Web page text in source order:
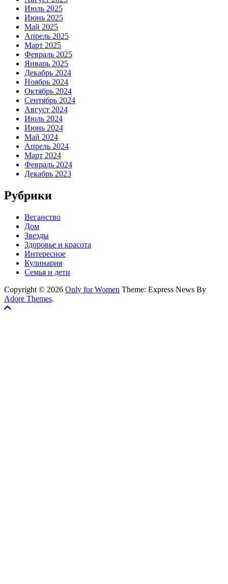
Июль 2025
Июнь 2025
Май 2025
Апрель 2025
Март 2025
Февраль 2025
Январь 2025
Декабрь 2024
Ноябрь 2024
Октябрь 2024
Сентябрь 2024
Август 2024
Июль 2024
Июнь 2024
Май 2024
Апрель 2024
Март 2024
Февраль 2024
Декабрь 2023
Рубрики
Веганство
Дом
Звезды
Здоровье и красота
Интересное
Кулинария
Семья и дети
Copyright © 2026 Only for Women Theme: Express News By
Adore Themes.